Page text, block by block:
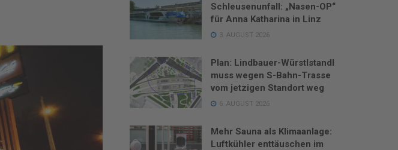
Schleusenunfall: „Nasen-OP“
für Anna Katharina in Linz
3. AUGUST 2026
Plan: Lindbauer-Würstlstandl
muss wegen S-Bahn-Trasse
vom jetzigen Standort weg
6. AUGUST 2026
Mehr Sauna als Klimaanlage:
Luftkühler enttäuschen im